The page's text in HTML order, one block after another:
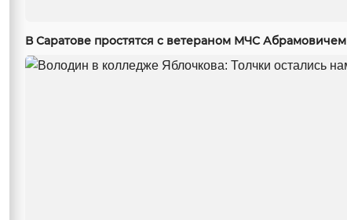
В Саратове простятся с ветераном МЧС Абрамовичем